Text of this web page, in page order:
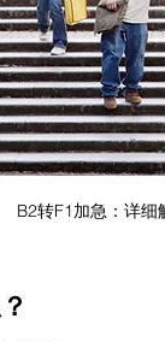
B2转F1加急：详细